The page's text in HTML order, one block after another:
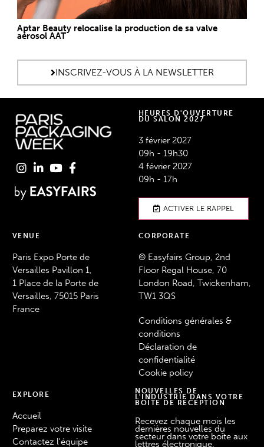
Aptar Beauty relocalise la production de sa valve
aérosol AAT
INSCRIVEZ-VOUS À LA NEWSLETTER
HEURES D'OUVERTURE
DU SALON 2027
3 février 2027
09h - 19h30
4 février 2027
09h - 17h
ACTIVER LE RAPPEL
VENUE
Paris Expo Porte de
Versailles Pavillon 1,
1 Place de la Porte de
Versailles, 75015 Paris
France
CORPORATE
© Easyfairs Group, 2nd
Floor Regal House, 70
London Road, Twickenham,
TW1 3QS
Conditions générales &
conditions
Déclaration de
confidentialité
Cookie policy
EXPLORE
Accueil
Preparez votre visite
Contactez l'équipe
NOUVELLES DE
L'INDUSTRIE DANS VOTRE
BOÎTE DE RÉCEPTION
Recevez chaque mois les
dernières nouvelles du
secteur dans votre boîte aux
lettres électronique.